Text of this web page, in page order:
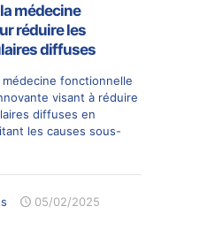
médecine
réduire les
diffuses
médecine fonctionnelle
visant à réduire
diffuses en
les causes sous-
05/02/2025